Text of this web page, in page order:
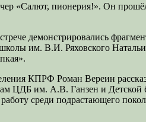
«Салют, пионерия!». Он
демонстрировались
им. В.И. Ряховского
КПРФ Роман Вереин
ЦДБ им. А.В. Ганзен и
среди подрастающего